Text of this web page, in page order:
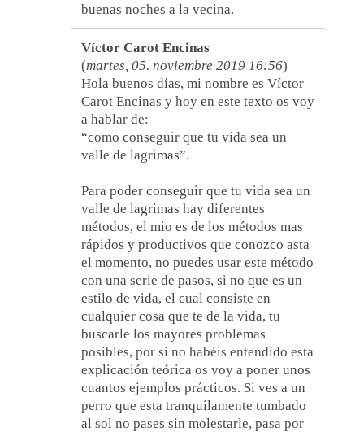
buenas noches a la vecina.
Víctor Carot Encinas
(martes, 05. noviembre 2019 16:56)
Hola buenos días, mi nombre es Víctor
Carot Encinas y hoy en este texto os voy
a hablar de:
“como conseguir que tu vida sea un
valle de lagrimas”.
Para poder conseguir que tu vida sea un
valle de lagrimas hay diferentes
métodos, el mio es de los métodos mas
rápidos y productivos que conozco asta
el momento, no puedes usar este método
con una serie de pasos, si no que es un
estilo de vida, el cual consiste en
cualquier cosa que te de la vida, tu
buscarle los mayores problemas
posibles, por si no habéis entendido esta
explicación teórica os voy a poner unos
cuantos ejemplos prácticos. Si ves a un
perro que esta tranquilamente tumbado
al sol no pases sin molestarle, pasa por